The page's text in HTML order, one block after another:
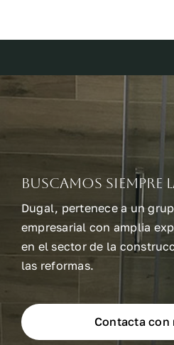
Buscamos siempre
Dugal, pertenece a un
empresarial con amplia
en el sector de la
las reformas.
Contacta con